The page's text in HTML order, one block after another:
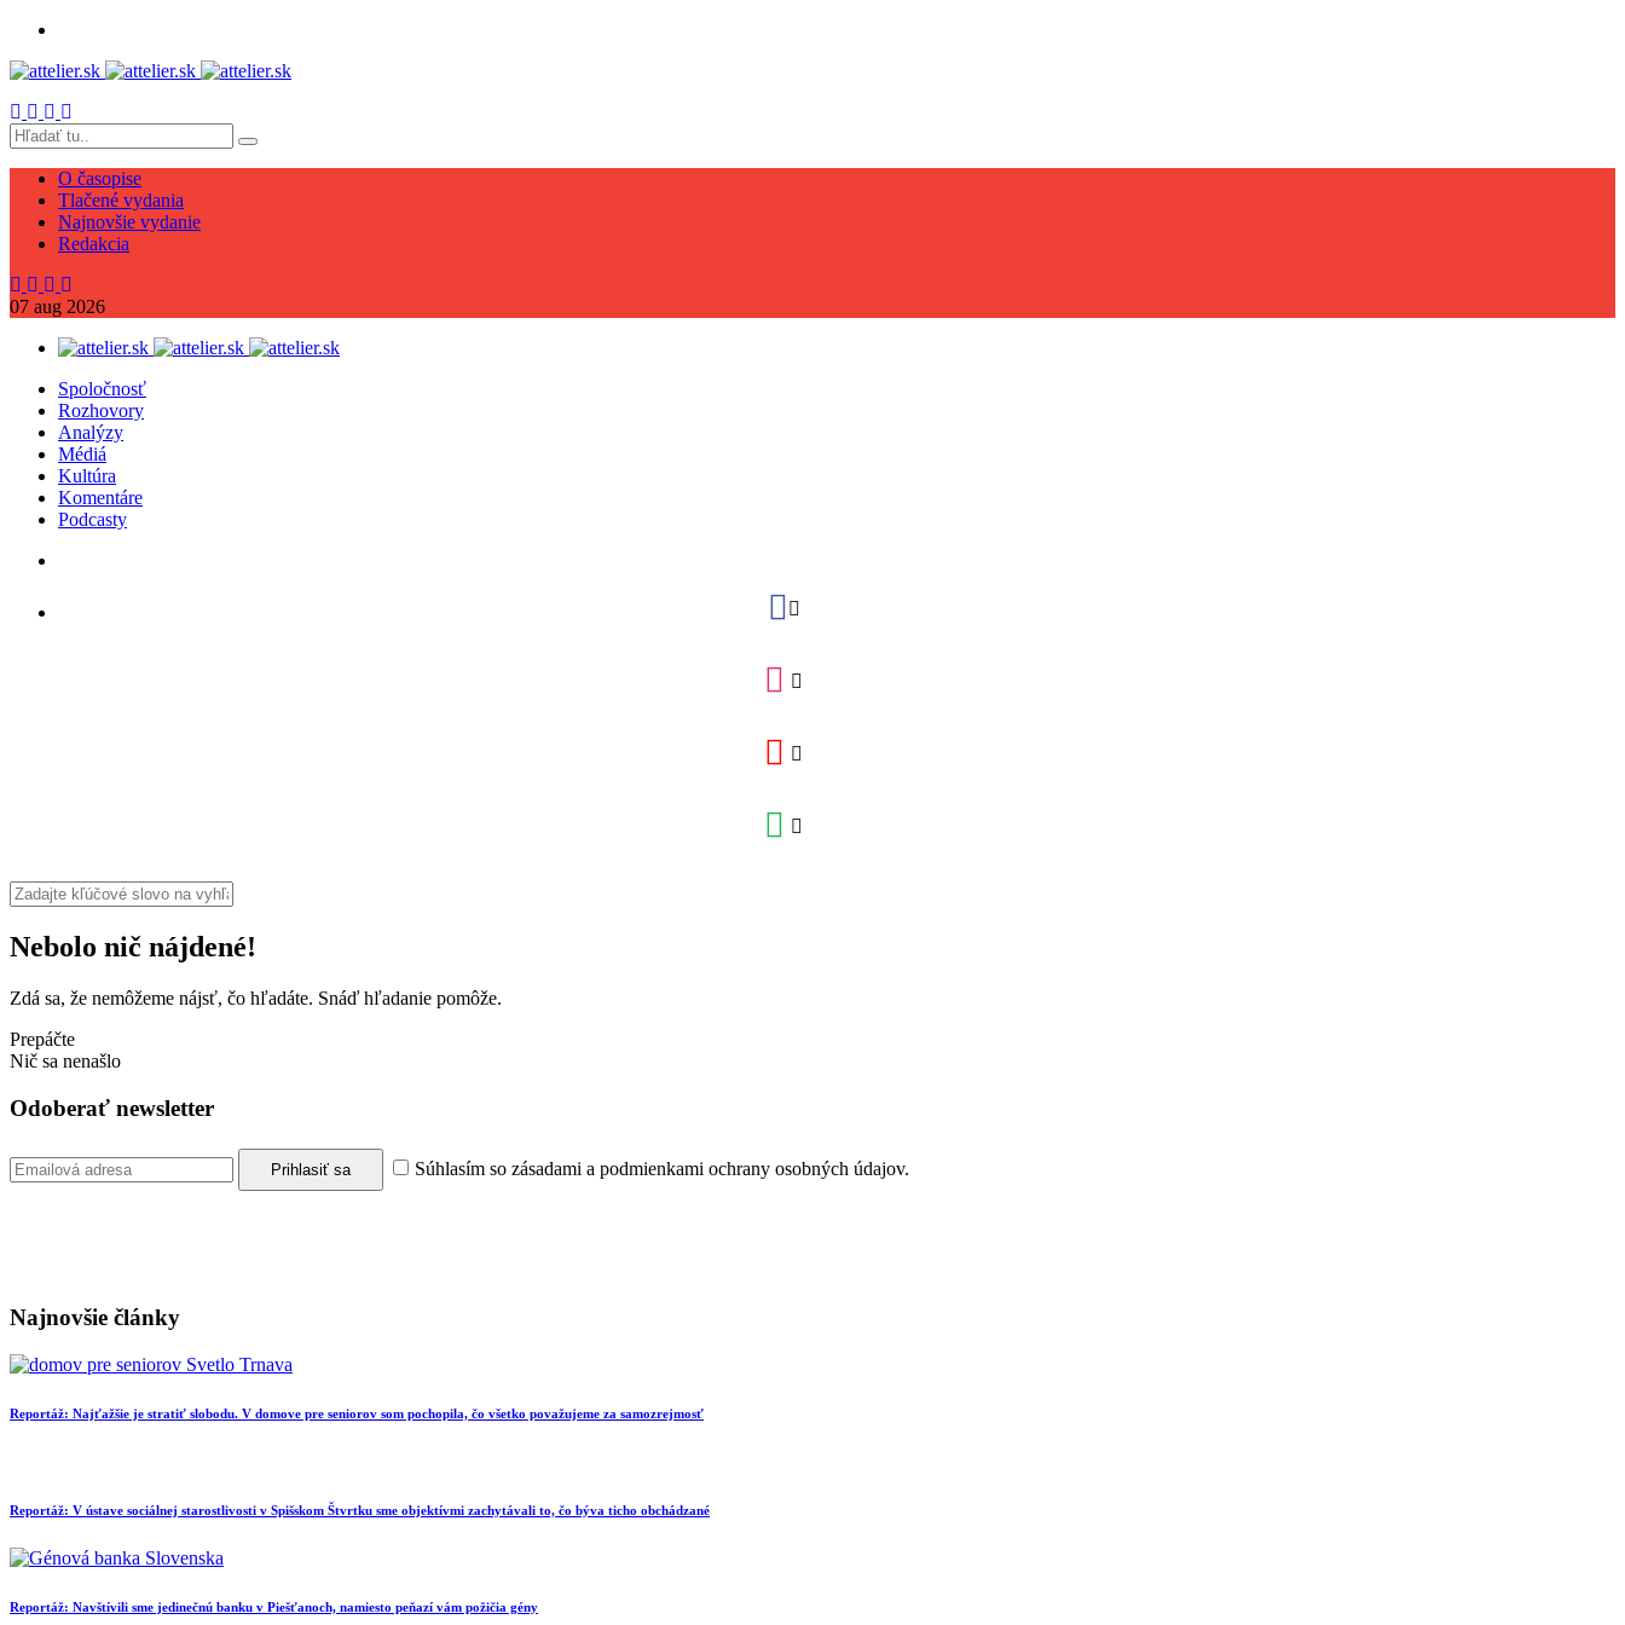
O časopise
Tlačené vydania
Najnovšie vydanie
Redakcia
07 aug 2026
Spoločnosť
Rozhovory
Analýzy
Médiá
Kultúra
Komentáre
Podcasty
Nebolo nič nájdené!
Zdá sa, že nemôžeme nájsť, čo hľadáte. Snáď hľadanie pomôže.
Prepáčte
Nič sa nenašlo
Odoberať newsletter
Súhlasím so zásadami a podmienkami ochrany osobných údajov.
Najnovšie články
Reportáž: Najťažšie je stratiť slobodu. V domove pre seniorov som pochopila, čo všetko považujeme za samozrejmosť
Reportáž: V ústave sociálnej starostlivosti v Spišskom Štvrtku sme objektívmi zachytávali to, čo býva ticho obchádzané
Reportáž: Navštívili sme jedinečnú banku v Piešťanoch, namiesto peňazí vám požičia gény